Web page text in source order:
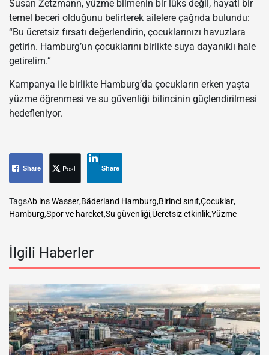
Susan Zetzmann, yüzme bilmenin bir lüks değil, hayati bir
temel beceri olduğunu belirterek ailelere çağrıda bulundu:
“Bu ücretsiz fırsatı değerlendirin, çocuklarınızı havuzlara
getirin. Hamburg’un çocuklarını birlikte suya dayanıklı hale
getirelim.”
Kampanya ile birlikte Hamburg’da çocukların erken yaşta
yüzme öğrenmesi ve su güvenliği bilincinin güçlendirilmesi
hedefleniyor.
Share Post Share
TagsAb ins Wasser,Bäderland Hamburg,Birinci sınıf,Çocuklar,
Hamburg,Spor ve hareket,Su güvenliği,Ücretsiz etkinlik,Yüzme
İlgili Haberler